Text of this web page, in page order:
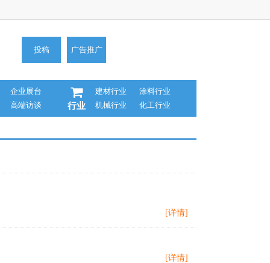
投稿 广告推广
企业展台
高端访谈
行业
建材行业
涂料行业
机械行业
化工行业
[详情]
[详情]